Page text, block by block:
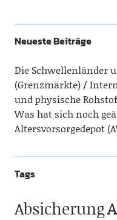
Neueste Beiträge
Die Schwellenländer
(Grenzmärkte)
und physische
Was hat sich noch
Altersvorsorgedepot
Tags
Absicherung